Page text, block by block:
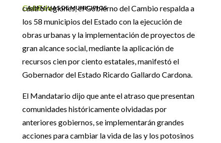
A FAMILIAS DE MUNICIPIOS
GobEdo
cuatro regiones, el Gobierno del Cambio respalda a
los 58 municipios del Estado con la ejecución de
obras urbanas y la implementación de proyectos de
gran alcance social, mediante la aplicación de
recursos cien por ciento estatales, manifestó el
Gobernador del Estado Ricardo Gallardo Cardona.
El Mandatario dijo que ante el atraso que presentan
comunidades históricamente olvidadas por
anteriores gobiernos, se implementarán grandes
acciones para cambiar la vida de las y los potosinos